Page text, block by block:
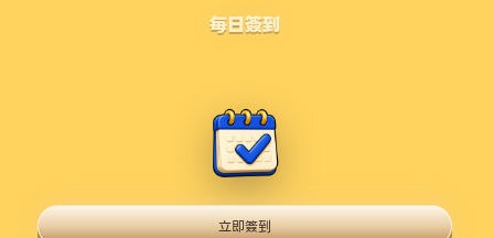
每日簽到
立即簽到